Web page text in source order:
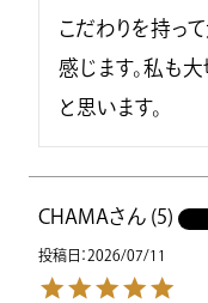
こだわりを持っ
感じます。私も
と思います。
CHAMA 5
投稿日 2026/07/11